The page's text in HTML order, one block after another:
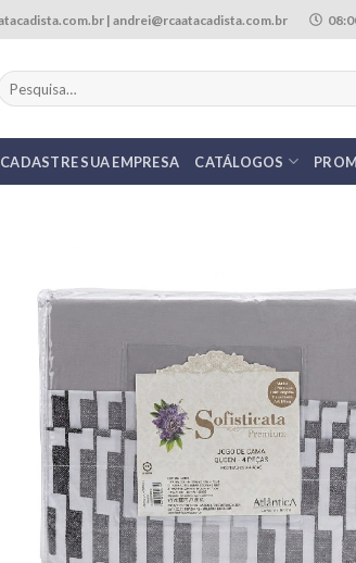
| andrei@rcaatacadista.com.br
CADASTRE SUA EMPRESA CATÁLOGOS